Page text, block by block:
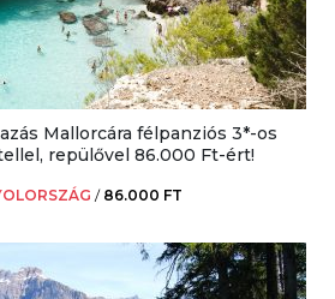
Mallorcára félpanziós 3*-os
repülővel 86.000 Ft-ért!
/ 86.000 FT